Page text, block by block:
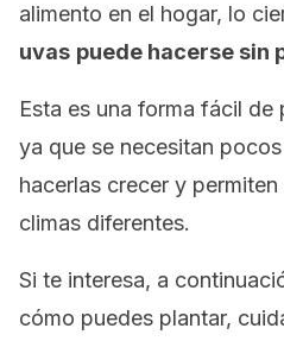
alimento en el hogar, lo
uvas puede hacerse sin
Esta es una forma fácil de
ya que se necesitan
hacerlas crecer y
climas diferentes.
Si te interesa, a
cómo puedes plantar,